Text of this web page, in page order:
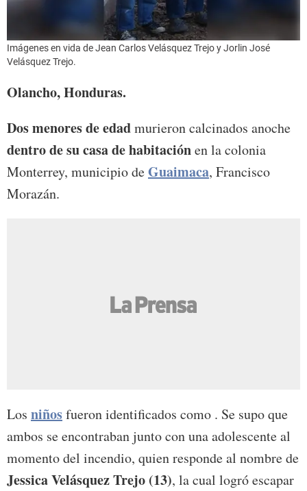
Imágenes en vida de Jean Carlos Velásquez Trejo y Jorlin José
Velásquez Trejo.
Olancho, Honduras.
Dos menores de edadmurieron calcinados anoche
dentro de su casa de habitaciónen la colonia
Monterrey, municipio deGuaimaca, Francisco
Morazán.
Los niñosfueron identificados como . Se supo que
ambos se encontraban junto con una adolescente al
momento del incendio, quien responde al nombre de
Jessica Velásquez Trejo (13), la cual logró escapar